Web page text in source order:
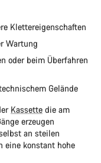
Klettereigenschaften
Wartung
oder beim Überfahren
Gelände
Kassette die am
erzeugen
an steilen
eine konstant hohe